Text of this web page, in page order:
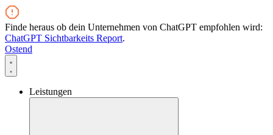
Zum
Inhalt
wechseln
Finde heraus ob dein Unternehmen von ChatGPT empfohlen wird:
ChatGPT Sichtbarkeits Report.
Ostend
Leistungen